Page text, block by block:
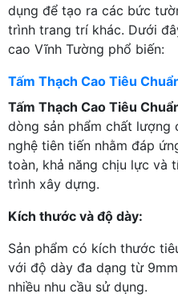
dụng để tạo ra các bức
trình trang trí khác. Dưới
cao Vĩnh Tường phổ biến:
Tấm Thạch Cao Tiêu
Tấm Thạch Cao Tiêu
dòng sản phẩm chất lượng
nghệ tiên tiến nhằm đáp
toàn, khả năng chịu lực và
trình xây dựng.
Kích thước và độ dày:
Sản phẩm có kích thước
với độ dày đa dạng từ
nhiều nhu cầu sử dụng.